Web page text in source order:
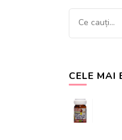
Cauți
ceva?
CELE MAI